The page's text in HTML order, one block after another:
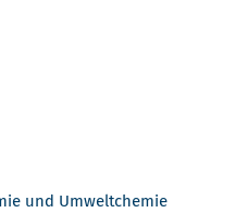
und Umweltchemie